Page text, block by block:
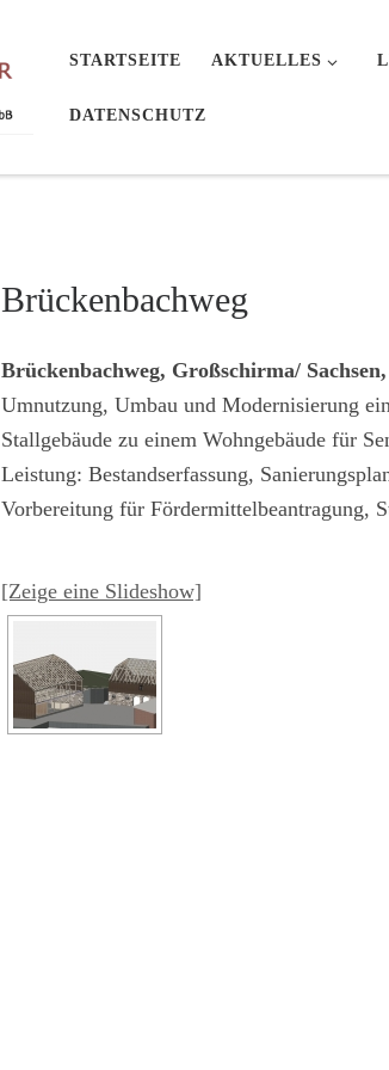
STARTSEITE AKTUELLES
DATENSCHUTZ
Brückenbachweg
Brückenbachweg, Großschirma/ Sachsen,
Umnutzung, Umbau und Modernisierung
Stallgebäude zu einem Wohngebäude für
Leistung: Bestandserfassung,
Vorbereitung für Fördermittelbeantragung,
[Zeige eine Slideshow]